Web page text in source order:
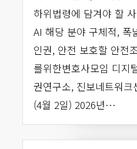
하위법령에 담겨야 할
AI 해당 분야 구체적, 폭
인권, 안전 보호할 안전
를위한변호사모임 디지
권연구소, 진보네트워
(4월 2일) 2026년…